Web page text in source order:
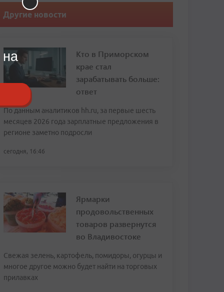
Другие новости
Кто в Приморском
крае стал
зарабатывать больше:
ответ
По данным аналитиков hh.ru, за первые шесть
месяцев 2026 года зарплатные предложения в
регионе заметно подросли
сегодня, 16:46
Ярмарки
продовольственных
товаров развернутся
во Владивостоке
Свежая зелень, картофель, помидоры, огурцы и
многое другое можно будет найти на торговых
прилавках